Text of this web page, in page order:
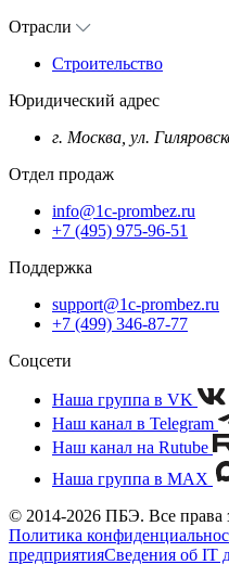
Отрасли
Строительство
Юридический адрес
г. Москва, ул.
Отдел продаж
info@1c-prombez.ru
+7 (495) 975-96-51
Поддержка
support@1c-prombez.ru
+7 (499) 346-87-77
Соцсети
Наша группа в VK
Наш канал в Telegram
Наш канал на Rutube
Наша группа в MAX
© 2014-2026 ПБЭ. Все
Политика
предприятияСведения об IT